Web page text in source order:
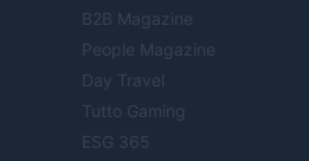
B2B Magazine
People Magazine
Day Travel
Tutto Gaming
ESG 365